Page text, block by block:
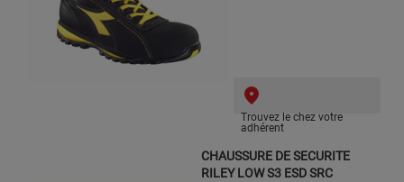
Trouvez le chez votre
adhérent
CHAUSSURE DE SECURITE
RILEY LOW S3 ESD SRC